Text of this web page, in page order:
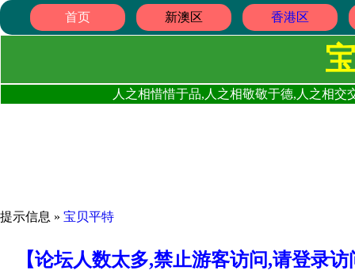
首页 新澳区 香港区
人之相惜惜于品,人之相敬敬于德,人之相
提示信息 » 宝贝平特
【论坛人数太多,禁止游客访问,请登录